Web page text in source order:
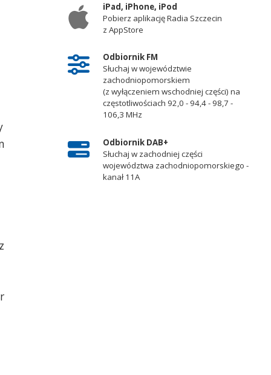
iPad, iPhone, iPod
Pobierz aplikację Radia Szczecin
z AppStore
Odbiornik FM
Słuchaj w województwie
zachodniopomorskiem
(z wyłączeniem wschodniej części) na
częstotliwościach 92,0 - 94,4 - 98,7 -
106,3 MHz
Odbiornik DAB+
Słuchaj w zachodniej części
województwa zachodniopomorskiego -
kanał 11A